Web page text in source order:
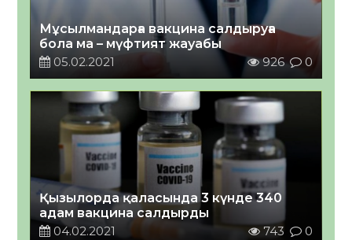
Мұсылмандарға вакцина салдыруға
бола ма – мүфтият жауабы
05.02.2021
926 0
Қызылорда қаласында 3 күнде 340
адам вакцина салдырды
04.02.2021
743 0